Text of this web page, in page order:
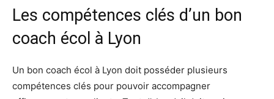
Les compétences clés d’un bon
coach écol à Lyon
Un bon coach écol à Lyon doit posséder plusieurs
compétences clés pour pouvoir accompagner